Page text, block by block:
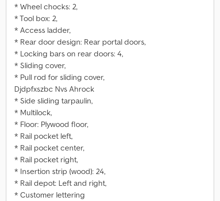
* Wheel chocks: 2,
* Tool box: 2,
* Access ladder,
* Rear door design: Rear portal doors,
* Locking bars on rear doors: 4,
* Sliding cover,
* Pull rod for sliding cover,
Djdpfxszbc Nvs Ahrock
* Side sliding tarpaulin,
* Multilock,
* Floor: Plywood floor,
* Rail pocket left,
* Rail pocket center,
* Rail pocket right,
* Insertion strip (wood): 24,
* Rail depot: Left and right,
* Customer lettering